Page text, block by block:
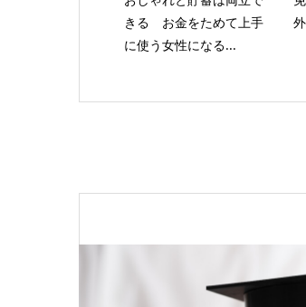
きる お金をためて上手
に使う女性になる...